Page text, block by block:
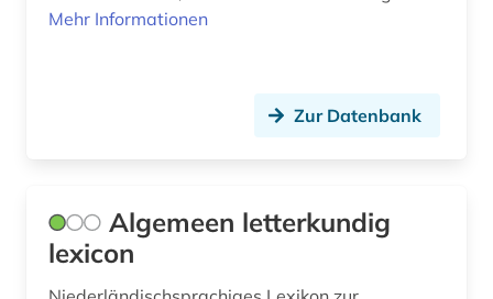
druck (1)
Mehr Informationen
Zur Datenbank
Algemeen letterkundig
lexicon